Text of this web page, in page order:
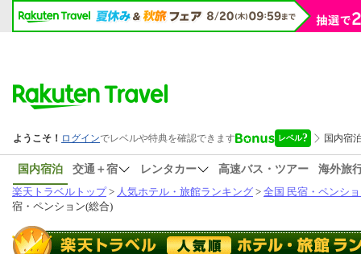
国内宿泊 交通＋宿 レンタカー 高速バス・ツアー
海外旅
楽天トラベルトップ> 人気ホテル・旅館ランキング > 全国 民宿・ペンシ
宿・ペンション(総合)